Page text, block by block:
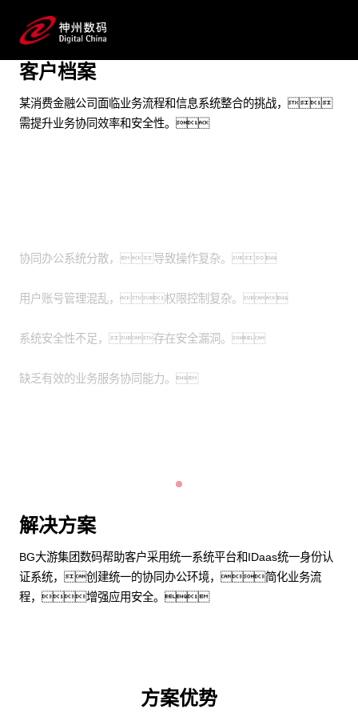
客户档案
某消费金融公司面临业务流程和信息系统整合的挑战，
需提升业务协同效率和安全性。
协同办公系统分散，导致操作复杂。
用户账号管理混乱，权限控制复杂。
系统安全性不足，存在安全漏洞。
缺乏有效的业务服务协同能力。
解决方案
BG大游集团数码帮助客户采用统一系统平台和IDaas统一身份认
证系统，创建统一的协同办公环境，简化业务流
程，增强应用安全。
方案优势